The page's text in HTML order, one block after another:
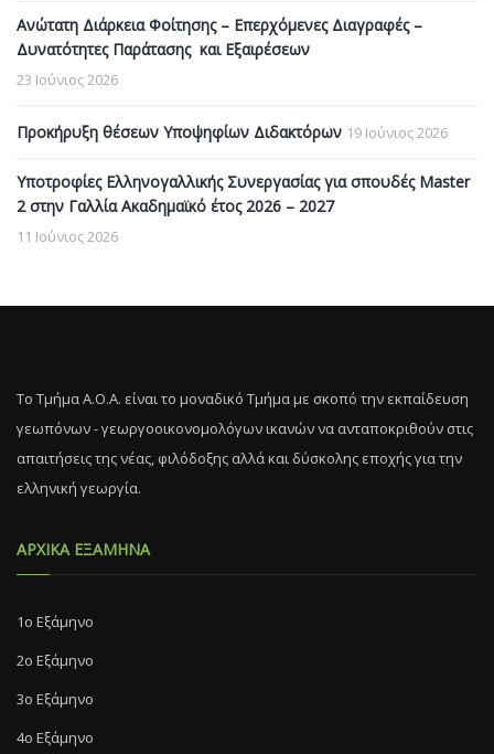
Ανώτατη Διάρκεια Φοίτησης – Επερχόμενες Διαγραφές –
Δυνατότητες Παράτασης και Εξαιρέσεων
23 Ιούνιος 2026
Προκήρυξη θέσεων Υποψηφίων Διδακτόρων 19 Ιούνιος 2026
Υποτροφίες Ελληνογαλλικής Συνεργασίας για σπουδές Master
2 στην Γαλλία Ακαδημαϊκό έτος 2026 – 2027
11 Ιούνιος 2026
Το Τμήμα Α.Ο.Α. είναι το μοναδικό Τμήμα με σκοπό την εκπαίδευση
γεωπόνων - γεωργοοικονομολόγων ικανών να ανταποκριθούν στις
απαιτήσεις της νέας, φιλόδοξης αλλά και δύσκολης εποχής για την
ελληνική γεωργία.
ΑΡΧΙΚΑ ΕΞΑΜΗΝΑ
1ο Εξάμηνο
2ο Εξάμηνο
3ο Εξάμηνο
4ο Εξάμηνο